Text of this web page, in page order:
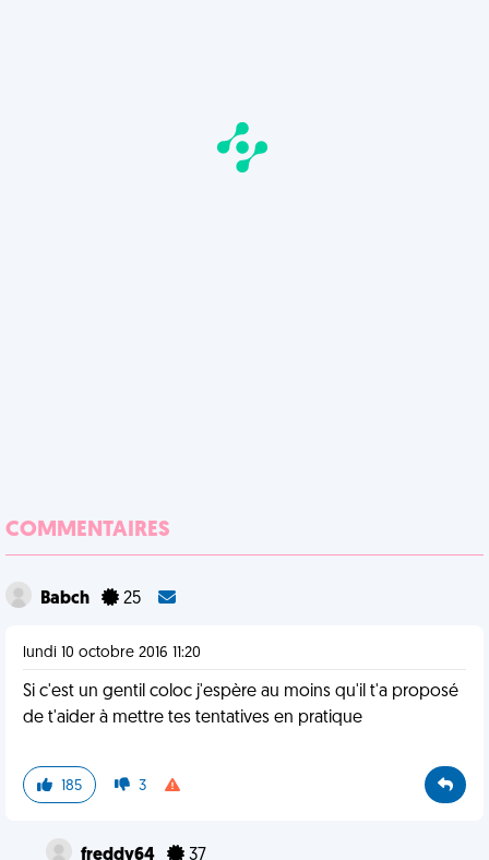
COMMENTAIRES
Babch 25
lundi 10 octobre 2016 11:20
Si c'est un gentil coloc j'espère au moins qu'il t'a proposé
de t'aider à mettre tes tentatives en pratique
185 3
freddy64 37